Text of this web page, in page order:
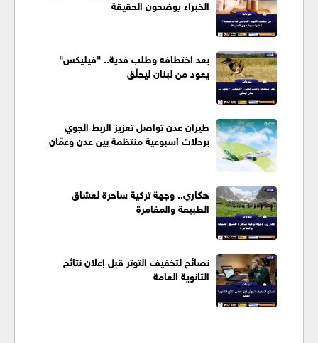
الخبراء يوضحون الحقيقة
بعد اختطافه وطلب فدية.. "فيليكس"
يعود من لبنان ليحلّق
طيران عدن تواصل تعزيز الربط الجوي
برحلات أسبوعية منتظمة بين عدن وعمّان
هكاري.. وجهة تركية ساحرة لعشاق
الطبيعة والمغامرة
نصائح لتخفيف التوتر قبل إعلان نتائج
الثانوية العامة